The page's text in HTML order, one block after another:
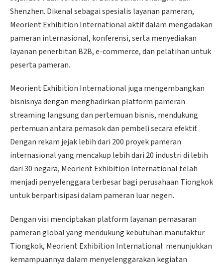
Shenzhen. Dikenal sebagai spesialis layanan pameran,
Meorient Exhibition International aktif dalam mengadakan
pameran internasional, konferensi, serta menyediakan
layanan penerbitan B2B, e-commerce, dan pelatihan untuk
peserta pameran.
Meorient Exhibition International juga mengembangkan
bisnisnya dengan menghadirkan platform pameran
streaming langsung dan pertemuan bisnis, mendukung
pertemuan antara pemasok dan pembeli secara efektif.
Dengan rekam jejak lebih dari 200 proyek pameran
internasional yang mencakup lebih dari 20 industri di lebih
dari 30 negara, Meorient Exhibition International telah
menjadi penyelenggara terbesar bagi perusahaan Tiongkok
untuk berpartisipasi dalam pameran luar negeri.
Dengan visi menciptakan platform layanan pemasaran
pameran global yang mendukung kebutuhan manufaktur
Tiongkok, Meorient Exhibition International menunjukkan
kemampuannya dalam menyelenggarakan kegiatan